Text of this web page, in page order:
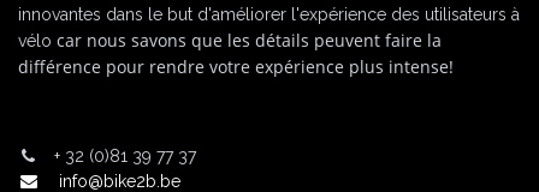
innovantes dans le but d'améliorer l'expérience des utilisateurs à
vélo car nous savons que les détails peuvent faire la
différence pour rendre votre expérience plus intense!
+ 32 (0)81 39 77 37
info@bike2b.be